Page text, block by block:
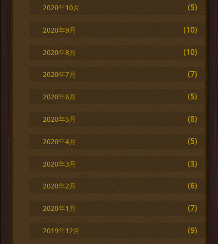
2020年10月 (5)
2020年9月 (10)
2020年8月 (10)
2020年7月 (7)
2020年6月 (5)
2020年5月 (8)
2020年4月 (5)
2020年3月 (3)
2020年2月 (6)
2020年1月 (7)
2019年12月 (9)